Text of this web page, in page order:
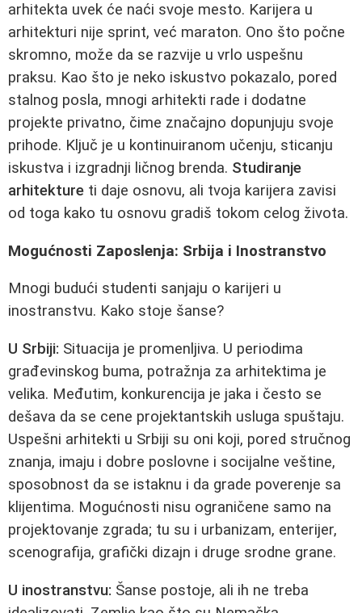
arhitekta uvek će naći svoje mesto. Karijera u
arhitekturi nije sprint, već maraton. Ono što počne
skromno, može da se razvije u vrlo uspešnu
praksu. Kao što je neko iskustvo pokazalo, pored
stalnog posla, mnogi arhitekti rade i dodatne
projekte privatno, čime značajno dopunjuju svoje
prihode. Ključ je u kontinuiranom učenju, sticanju
iskustva i izgradnji ličnog brenda. Studiranje
arhitekture ti daje osnovu, ali tvoja karijera zavisi
od toga kako tu osnovu gradiš tokom celog života.
Mogućnosti Zaposlenja: Srbija i Inostranstvo
Mnogi budući studenti sanjaju o karijeri u
inostranstvu. Kako stoje šanse?
U Srbiji: Situacija je promenljiva. U periodima
građevinskog buma, potražnja za arhitektima je
velika. Međutim, konkurencija je jaka i često se
dešava da se cene projektantskih usluga spuštaju.
Uspešni arhitekti u Srbiji su oni koji, pored stručnog
znanja, imaju i dobre poslovne i socijalne veštine,
sposobnost da se istaknu i da grade poverenje sa
klijentima. Mogućnosti nisu ograničene samo na
projektovanje zgrada; tu su i urbanizam, enterijer,
scenografija, grafički dizajn i druge srodne grane.
U inostranstvu: Šanse postoje, ali ih ne treba